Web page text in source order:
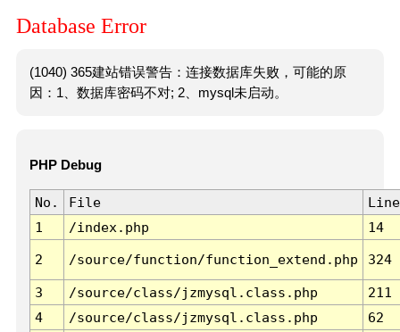
Database Error
(1040) 365建站错误警告：连接数据库失败，可能的原
因：1、数据库密码不对; 2、mysql未启动。
PHP Debug
No. File
Line
1
/index.php 14
2 /source/function/function_extend.php 324
3 /source/class/jzmysql.class.php
211
4
/source/class/jzmysql.class.php
62